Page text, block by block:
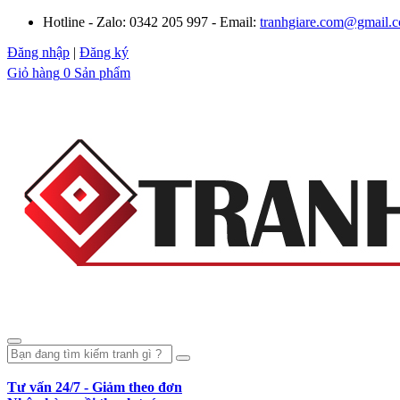
Hotline - Zalo: 0342 205 997 - Email:
Đăng nhập | Đăng ký
Giỏ hàng 0 Sản phẩm
Tư vấn 24/7 - Giảm theo đơn